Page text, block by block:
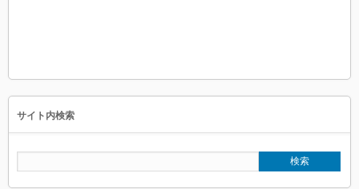
サイト内検索